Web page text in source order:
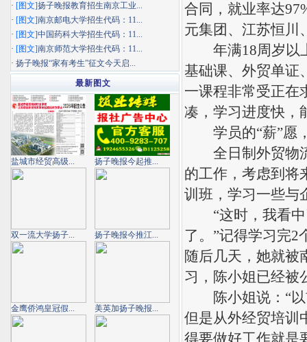
合同，就业率达
元集团、江苏恒川
年满18周岁以上
基础课、外贸单证
一课程非常受正在
凑，学习进度快，
学员的“薪”愿
全日制外贸物流
的工作，考虑到将
训班，学习一些与
“这时，我看中
了。”记得学习完2
随后几天，她就被
习，陈小姐已经被
陈小姐说：“以
但是从外经贸培训
得要做好工作就是
· [图文]扬子晚报教育招生南京工业...
· [图文]南京邮电大学招生代码：11...
· [图文]中国药科大学招生代码：11...
· [图文]南京师范大学招生代码：11...
· 扬子晚报“家有考生”征文今天启...
最新图文
盐城市经贸高级... 扬子晚报今起推...
双一流大学扬子... 扬子晚报今推江...
金鹰侨鸿皇冠假... 美英加扬子晚报...